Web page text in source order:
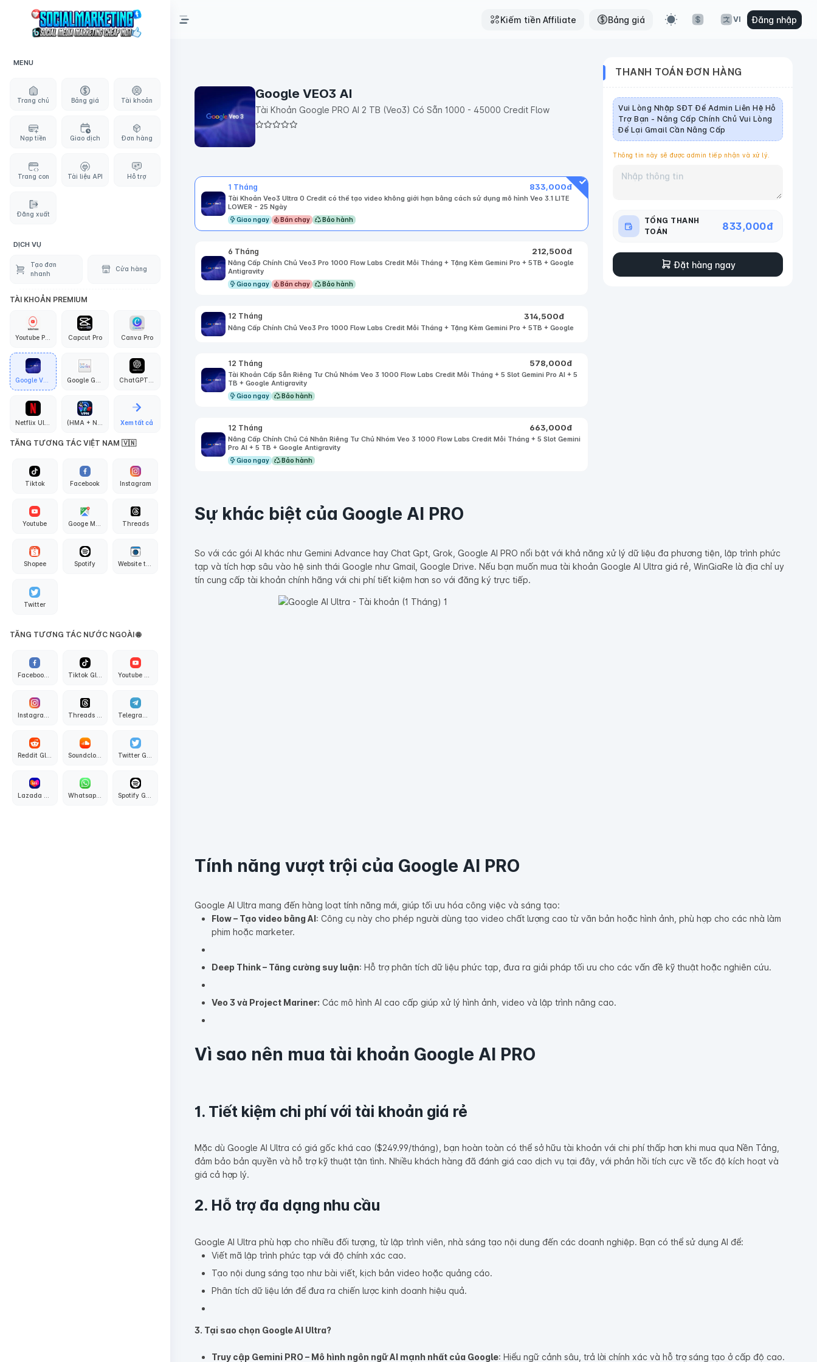
MENU
Trang chủ Bảng giá Tài khoản
Nạp tiền Giao dịch Đơn hàng
Trang con Tài liệu API Hỗ trợ
Đăng xuất
DỊCH VỤ
Tạo đơn
nhanh
Cửa hàng
TÀI KHOẢN PREMIUM
Capcut Pro Canva Pro
Xem tất cả
TĂNG TƯƠNG TÁC VIỆT NAM 🇻🇳
Tiktok Facebook Instagram
Youtube Threads
Shopee Spotify
Twitter
TĂNG TƯƠNG TÁC NƯỚC NGOÀI 🌐
Soundcloud Global
Whatsapp Global
Kiếm tiền Affiliate Bảng giá VI Đăng nhập
Google VEO3 AI
Tài Khoản Google PRO AI 2 TB (Veo3) Có Sẵn 1000 - 45000 Credit Flow
1 Tháng 833,000đ
Tài Khoản Veo3 Ultra 0 Credit có thể tạo video không giới hạn bằng cách sử dụng mô hình Veo 3.1 LITE
LOWER - 25 Ngày
Giao ngay Bán chạy Bảo hành
6 Tháng 212,500đ
Nâng Cấp Chính Chủ Veo3 Pro 1000 Flow Labs Credit Mỗi Tháng + Tặng Kèm Gemini Pro + 5TB + Google
Antigravity
Giao ngay Bán chạy Bảo hành
12 Tháng 314,500đ
Nâng Cấp Chính Chủ Veo3 Pro 1000 Flow Labs Credit Mỗi Tháng + Tặng Kèm Gemini Pro + 5TB + Google
12 Tháng 578,000đ
Tài Khoản Cấp Sẵn Riêng Tư Chủ Nhóm Veo 3 1000 Flow Labs Credit Mỗi Tháng + 5 Slot Gemini Pro AI + 5
TB + Google Antigravity
Giao ngay Bảo hành
12 Tháng 663,000đ
Nâng Cấp Chính Chủ Cá Nhân Riêng Tư Chủ Nhóm Veo 3 1000 Flow Labs Credit Mỗi Tháng + 5 Slot Gemini
Pro AI + 5 TB + Google Antigravity
Giao ngay Bảo hành
THANH TOÁN ĐƠN HÀNG
Vui Lòng Nhập SĐT Để Admin Liên Hệ Hỗ
Trợ Bạn - Nâng Cấp Chính Chủ Vui Lòng
Để Lại Gmail Cần Nâng Cấp
Thông tin này sẽ được admin tiếp nhận và xử lý.
TỔNG THANH
TOÁN
833,000đ
Đặt hàng ngay
Sự khác biệt của Google AI PRO
So với các gói AI khác như Gemini Advance hay Chat Gpt, Grok, Google AI PRO nổi bật với khả năng xử lý dữ liệu đa phương tiện, lập trình phức
tạp và tích hợp sâu vào hệ sinh thái Google như Gmail, Google Drive. Nếu bạn muốn mua tài khoản Google AI Ultra giá rẻ, WinGiaRe là địa chỉ uy
tín cung cấp tài khoản chính hãng với chi phí tiết kiệm hơn so với đăng ký trực tiếp.
Tính năng vượt trội của Google AI PRO
Google AI Ultra mang đến hàng loạt tính năng mới, giúp tối ưu hóa công việc và sáng tạo:
Flow – Tạo video bằng AI: Công cụ này cho phép người dùng tạo video chất lượng cao từ văn bản hoặc hình ảnh, phù hợp cho các nhà làm
phim hoặc marketer.
Deep Think – Tăng cường suy luận: Hỗ trợ phân tích dữ liệu phức tạp, đưa ra giải pháp tối ưu cho các vấn đề kỹ thuật hoặc nghiên cứu.
Veo 3 và Project Mariner: Các mô hình AI cao cấp giúp xử lý hình ảnh, video và lập trình nâng cao.
Vì sao nên mua tài khoản Google AI PRO
1. Tiết kiệm chi phí với tài khoản giá rẻ
Mặc dù Google AI Ultra có giá gốc khá cao ($249.99/tháng), bạn hoàn toàn có thể sở hữu tài khoản với chi phí thấp hơn khi mua qua Nền Tảng,
đảm bảo bản quyền và hỗ trợ kỹ thuật tận tình. Nhiều khách hàng đã đánh giá cao dịch vụ tại đây, với phản hồi tích cực về tốc độ kích hoạt và
giá cả hợp lý.
2. Hỗ trợ đa dạng nhu cầu
Google AI Ultra phù hợp cho nhiều đối tượng, từ lập trình viên, nhà sáng tạo nội dung đến các doanh nghiệp. Bạn có thể sử dụng AI để:
Viết mã lập trình phức tạp với độ chính xác cao.
Tạo nội dung sáng tạo như bài viết, kịch bản video hoặc quảng cáo.
Phân tích dữ liệu lớn để đưa ra chiến lược kinh doanh hiệu quả.
3. Tại sao chọn Google AI Ultra?
Truy cập Gemini PRO – Mô hình ngôn ngữ AI mạnh nhất của Google: Hiểu ngữ cảnh sâu, trả lời chính xác và hỗ trợ sáng tạo ở cấp độ cao.